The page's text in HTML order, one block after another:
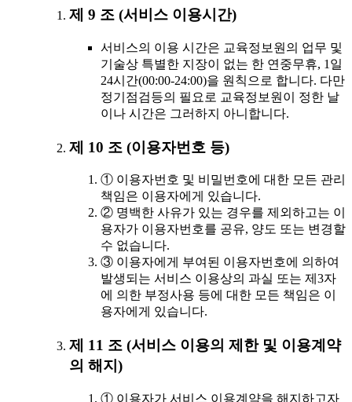
제 9 조 (서비스 이용시간)
서비스의 이용 시간은 교육정보원의 업무 및
기술상 특별한 지장이 없는 한 연중무휴, 1일
24시간(00:00-24:00)을 원칙으로 합니다. 다만
정기점검등의 필요로 교육정보원이 정한 날
이나 시간은 그러하지 아니합니다.
제 10 조 (이용자번호 등)
① 이용자번호 및 비밀번호에 대한 모든 관리
책임은 이용자에게 있습니다.
② 명백한 사유가 있는 경우를 제외하고는 이
용자가 이용자번호를 공유, 양도 또는 변경할
수 없습니다.
③ 이용자에게 부여된 이용자번호에 의하여
발생되는 서비스 이용상의 과실 또는 제3자
에 의한 부정사용 등에 대한 모든 책임은 이
용자에게 있습니다.
제 11 조 (서비스 이용의 제한 및 이용계약
의 해지)
① 이용자가 서비스 이용계약을 해지하고자